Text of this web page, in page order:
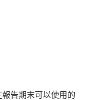
報告期末可以使用的